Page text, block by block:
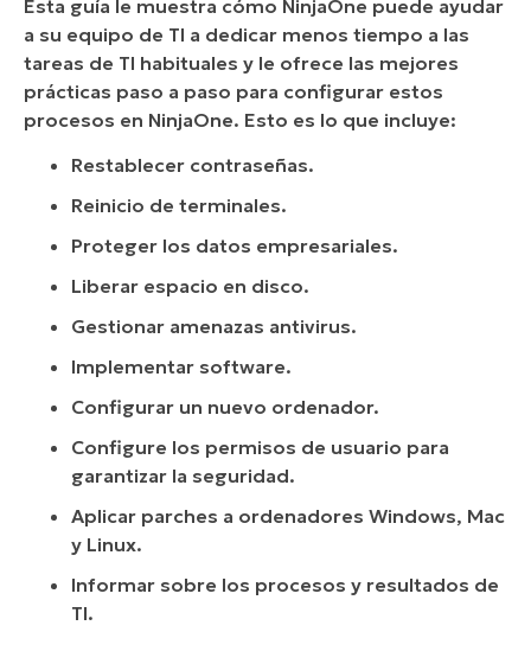
Esta guía le muestra cómo NinjaOne puede ayudar
a su equipo de TI a dedicar menos tiempo a las
tareas de TI habituales y le ofrece las mejores
prácticas paso a paso para configurar estos
procesos en NinjaOne. Esto es lo que incluye:
Restablecer contraseñas.
Reinicio de terminales.
Proteger los datos empresariales.
Liberar espacio en disco.
Gestionar amenazas antivirus.
Implementar software.
Configurar un nuevo ordenador.
Configure los permisos de usuario para
garantizar la seguridad.
Aplicar parches a ordenadores Windows, Mac
y Linux.
Informar sobre los procesos y resultados de
TI.